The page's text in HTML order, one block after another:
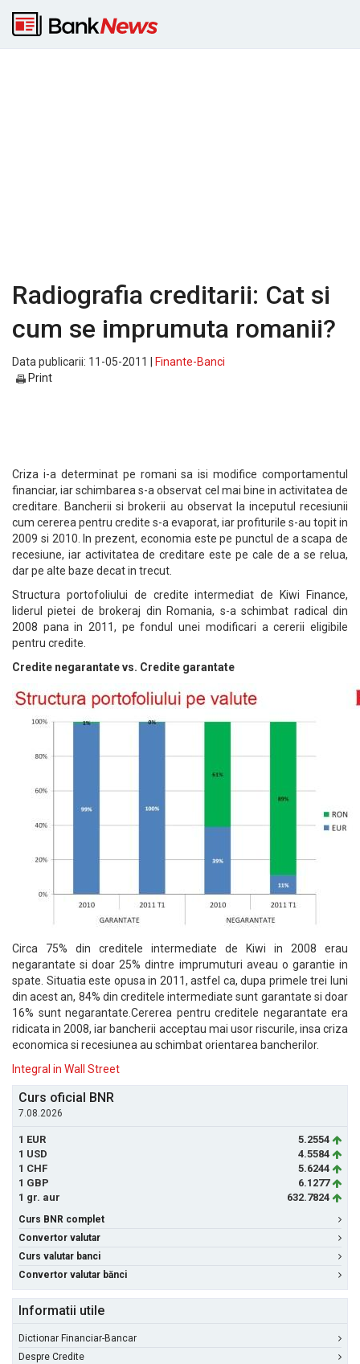
Radiografia creditarii: Cat si
cum se imprumuta romanii?
Data publicarii: 11-05-2011 |
Finante-Banci
Print
Criza i-a determinat pe romani sa isi modifice comportamentul
financiar, iar schimbarea s-a observat cel mai bine in activitatea de
creditare. Bancherii si brokerii au observat la inceputul recesiunii
cum cererea pentru credite s-a evaporat, iar profiturile s-au topit in
2009 si 2010. In prezent, economia este pe punctul de a scapa de
recesiune, iar activitatea de creditare este pe cale de a se relua,
dar pe alte baze decat in trecut.
Structura portofoliului de credite intermediat de Kiwi Finance,
liderul pietei de brokeraj din Romania, s-a schimbat radical din
2008 pana in 2011, pe fondul unei modificari a cererii eligibile
pentru credite.
Credite negarantate vs. Credite garantate
Circa 75% din creditele intermediate de Kiwi in 2008 erau
negarantate si doar 25% dintre imprumuturi aveau o garantie in
spate. Situatia este opusa in 2011, astfel ca, dupa primele trei luni
din acest an, 84% din creditele intermediate sunt garantate si doar
16% sunt negarantate.Cererea pentru creditele negarantate era
ridicata in 2008, iar bancherii acceptau mai usor riscurile, insa criza
economica si recesiunea au schimbat orientarea bancherilor.
Integral in Wall Street
Curs oficial BNR
7.08.2026
1 EUR
5.2554
1 USD
4.5584
1 CHF
5.6244
1 GBP
6.1277
1 gr. aur
632.7824
Curs BNR complet
Convertor valutar
Curs valutar banci
Convertor valutar bănci
Informatii utile
Dictionar Financiar-Bancar
Despre Credite